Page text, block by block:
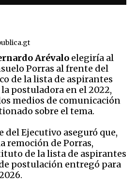
Arévalo elegiría al
Porras al frente del
de la lista de aspirantes
postuladora en el 2022,
medios de comunicación
sobre el tema.
del Ejecutivo aseguró que,
remoción de Porras,
de la lista de aspirantes
postulación entregó para